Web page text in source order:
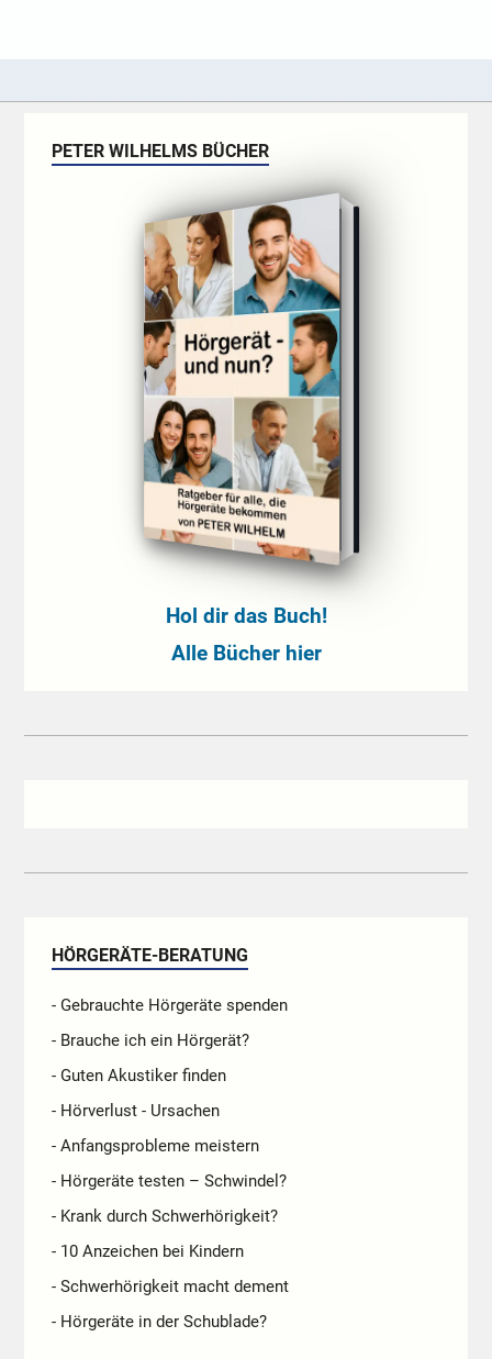
PETER WILHELMS BÜCHER
Hol dir das Buch!
Alle Bücher hier
HÖRGERÄTE-BERATUNG
- Gebrauchte Hörgeräte spenden
- Brauche ich ein Hörgerät?
- Guten Akustiker finden
- Hörverlust - Ursachen
- Anfangsprobleme meistern
- Hörgeräte testen – Schwindel?
- Krank durch Schwerhörigkeit?
- 10 Anzeichen bei Kindern
- Schwerhörigkeit macht dement
- Hörgeräte in der Schublade?